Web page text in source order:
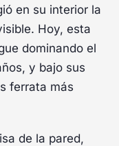
en su interior la
Hoy, esta
dominando el
y bajo sus
ferrata más
de la pared,